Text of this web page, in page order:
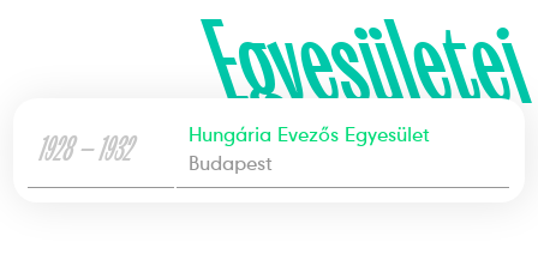
Egyesületei
1928 — 1932
Hungária Evezős Egyesület
Budapest